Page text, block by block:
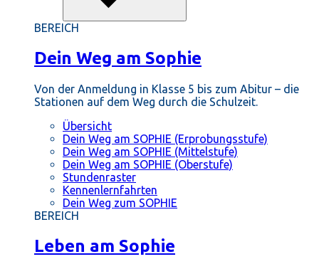
BEREICH
Dein Weg am Sophie
Von der Anmeldung in Klasse 5 bis zum Abitur – die
Stationen auf dem Weg durch die Schulzeit.
Übersicht
Dein Weg am SOPHIE (Erprobungsstufe)
Dein Weg am SOPHIE (Mittelstufe)
Dein Weg am SOPHIE (Oberstufe)
Stundenraster
Kennenlernfahrten
Dein Weg zum SOPHIE
BEREICH
Leben am Sophie